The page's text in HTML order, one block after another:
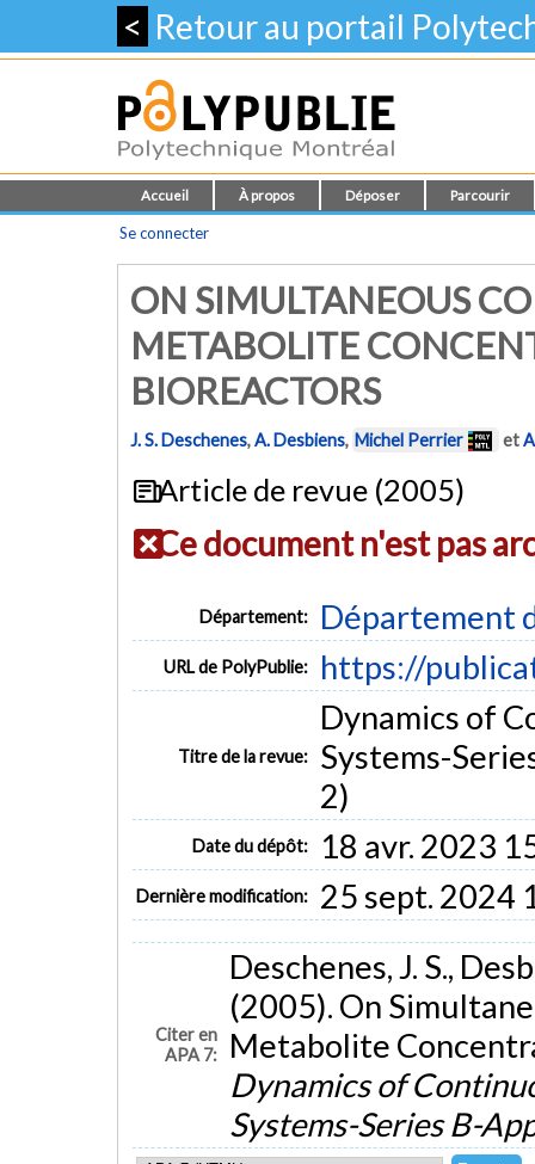
< Retour au portail
Accueil À propos Déposer Parcourir
Se connecter
ON SIMULTANEOUS
METABOLITE
BIOREACTORS
J. S. Deschenes,A. Desbiens, Michel Perrier et
Article de revue (2005)
Ce document n'est pas
Département: Département
URL de PolyPublie: https://
Titre de la revue:
Dynamics of
Systems-
2)
Date du dépôt: 18 avr. 2023
Dernière modification: 25 sept. 2024
Citer en
APA 7:
Deschenes, J. S.,
(2005). On
Metabolite
Dynamics of
Systems-Series B-